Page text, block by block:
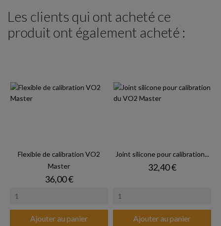
Les clients qui ont acheté ce
produit ont également acheté :
Flexible de calibration VO2
Master
Prix
36,00 €
Ajouter au panier
Joint silicone pour calibration...
Prix
32,40 €
Ajouter au panier